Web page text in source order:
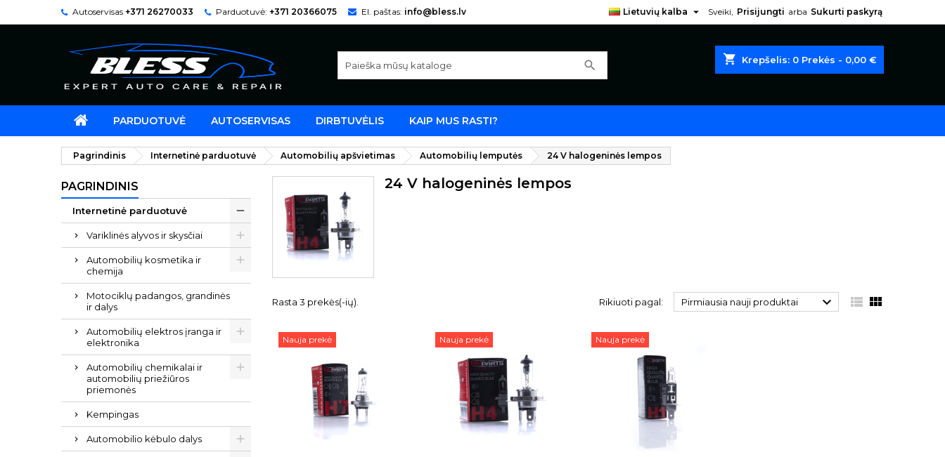
Autoservisas +371 26270033 Parduotuvė: +371 20366075 El. paštas: info@bless.lv Sveiki, Prisijungti arba Sukurti paskyrą
Lietuvių kalba 
shopping_cart Krepšelis: 0 Prekės - 0,00 €
search
PARDUOTUVĖ AUTOSERVISAS DIRBTUVĖLIS KAIP MUS RASTI?
Pagrindinis Internetinė parduotuvė Automobilių apšvietimas Automobilių lemputės 24 V halogeninės lempos
PAGRINDINIS
Internetinė parduotuvė
Variklinės alyvos ir skysčiai
Automobilių kosmetika ir
chemija
Motociklų padangos, grandinės
ir dalys
Automobilių elektros įranga ir
elektronika
Automobilių chemikalai ir
automobilių priežiūros
priemonės
Kempingas
Automobilio kėbulo dalys
24 V halogeninės lempos
Rasta 3 prekės(-ių). Rikiuoti pagal: Pirmiausia nauji produktai   
Nauja prekė Nauja prekė Nauja prekė